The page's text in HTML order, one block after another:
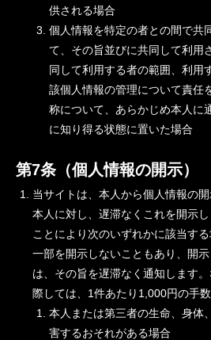
供される場合
個人情報を特定の者との間で共
て、その旨並びに共同して利用
同して利用する者の範囲、利用
該個人情報の管理について責任
称について、あらかじめ本人に
に知り得る状態に置いた場合
第7条（個人情報の開示）
当サイトは、本人から個人情報の開
本人に対し、遅滞なくこれを開示
ことにより次のいずれかに該当す
一部を開示しないこともあり、開
は、その旨を遅滞なく通知します
際しては、1件あたり1,000円の手
本人または第三者の生命、身体
害するおそれがある場合